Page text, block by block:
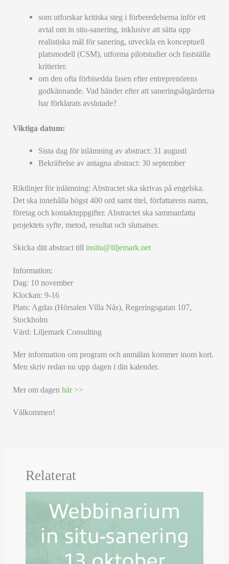
som utforskar kritiska steg i förberedelserna inför ett
avtal om in situ-sanering, inklusive att sätta upp
realistiska mål för sanering, utveckla en konceptuell
platsmodell (CSM), utforma pilotstudier och fastställa
kritierier.
om den ofta förbisedda fasen efter entreprenörens
godkännande. Vad händer efter att saneringsåtgärderna
har förklarats avslutade?
Viktiga datum:
Sista dag för inlämning av abstract: 31 augusti
Bekräftelse av antagna abstract: 30 september
Riktlinjer för inlämning: Abstractet ska skrivas på engelska.
Det ska innehålla högst 400 ord samt titel, författarens namn,
företag och kontaktuppgifter. Abstractet ska sammanfatta
projektets syfte, metod, resultat och slutsatser.
Skicka ditt abstract tillinsitu@liljemark.net
Information:
Dag: 10 november
Klockan: 9-16
Plats: Agdas (Hörsalen Villa Nås), Regeringsgatan 107,
Stockholm
Värd: Liljemark Consulting
Mer information om program och anmälan kommer inom kort.
Men skriv redan nu upp dagen i din kalender.
Mer om dagenhär >>
Välkommen!
Relaterat